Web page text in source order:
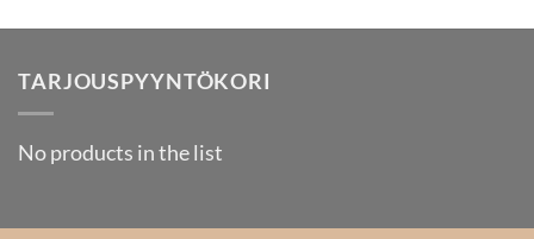
TARJOUSPYYNTÖKORI
No products in the list